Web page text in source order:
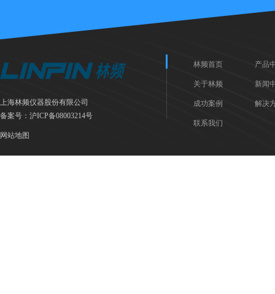
上海林频仪器股份有限公司
备案号： 沪ICP备08003214号
网站地图
林频首页 产品
关于林频 新闻
成功案例 解决
联系我们